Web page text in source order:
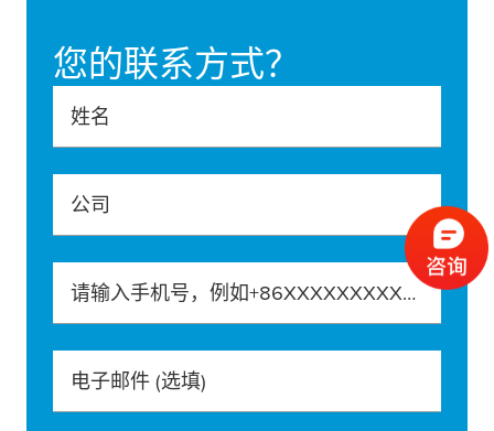
您的联系方式？
姓名
公司
请输入手机号，例如+86XXXXXXXXXXX
电子邮件 (选填)